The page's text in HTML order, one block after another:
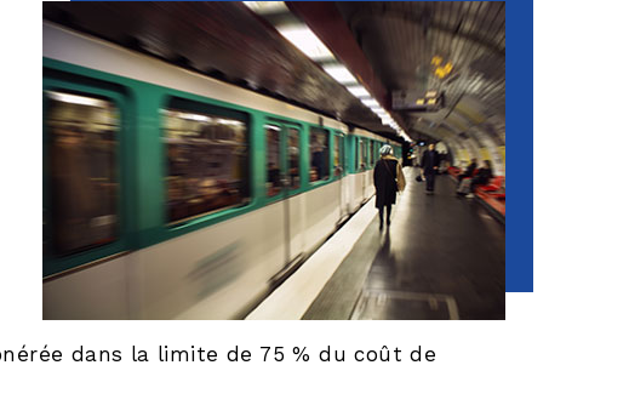
dans la limite de 75 % du coût de